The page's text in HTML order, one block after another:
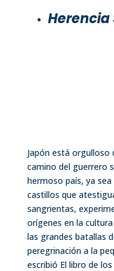
Japón está orgulloso
camino del guerrero
hermoso país, ya
castillos que
sangrientas,
orígenes en la
las grandes batallas
peregrinación a la
escribió El libro de